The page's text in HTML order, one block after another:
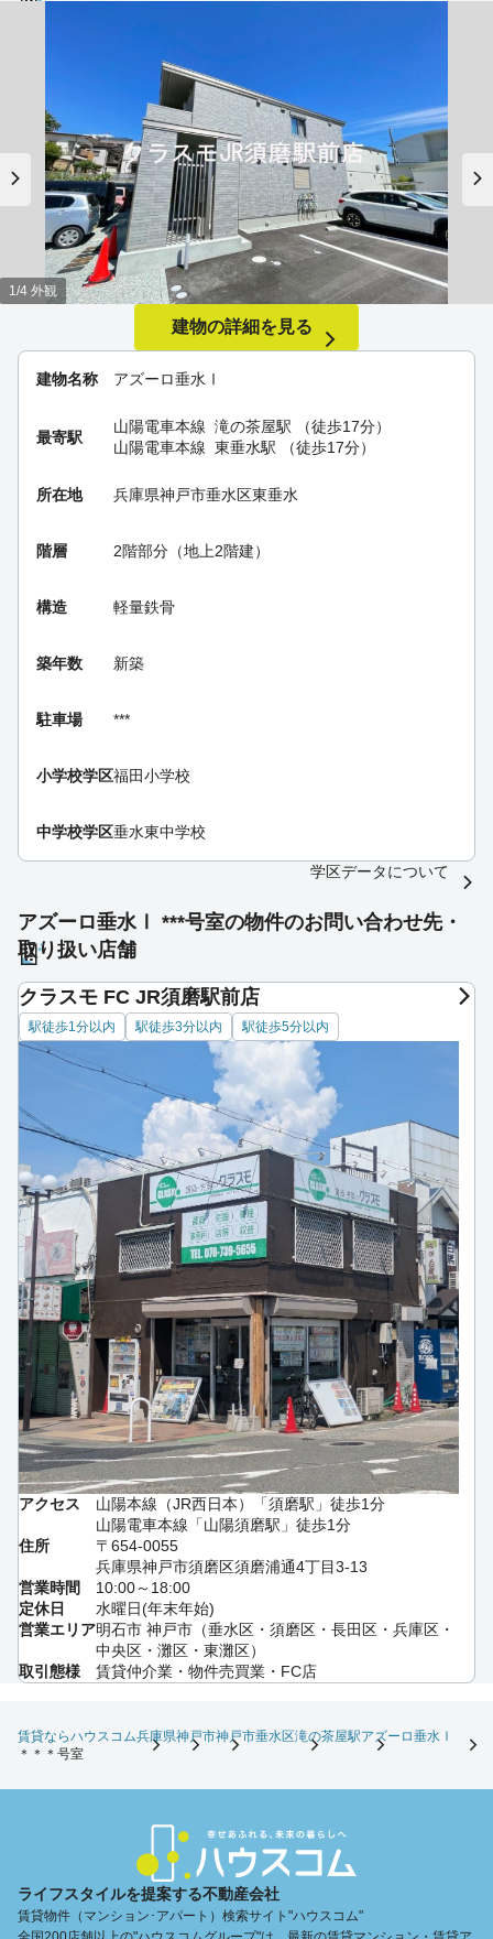
建物名称 アズーロ垂水Ⅰ
最寄駅
山陽電車本線 滝の茶屋駅 （徒歩17分）
山陽電車本線 東垂水駅 （徒歩17分）
所在地 兵庫県神戸市垂水区東垂水
階層 2階部分（地上2階建）
構造 軽量鉄骨
築年数 新築
駐車場 ***
小学校学区福田小学校
中学校学区垂水東中学校
1/4 外観
建物の詳細を見る
学区データについて
アズーロ垂水Ⅰ ***号室の物件のお問い合わせ先・
取り扱い店舗
クラスモ FC JR須磨駅前店
駅徒歩1分以内 駅徒歩3分以内 駅徒歩5分以内
アクセス
山陽本線（JR西日本）「須磨駅」徒歩1分
山陽電車本線「山陽須磨駅」徒歩1分
住所
〒654-0055
兵庫県神戸市須磨区須磨浦通4丁目3-13
営業時間
10:00～18:00
定休日
水曜日(年末年始)
営業エリア明石市 神戸市（垂水区・須磨区・長田区・兵庫区・
中央区・灘区・東灘区）
取引態様
賃貸仲介業・物件売買業・FC店
賃貸ならハウスコム兵庫県神戸市神戸市垂水区滝の茶屋駅アズーロ垂水Ⅰ
＊＊＊号室
ライフスタイルを提案する不動産会社
賃貸物件（マンション･アパート）検索サイト"ハウスコム"